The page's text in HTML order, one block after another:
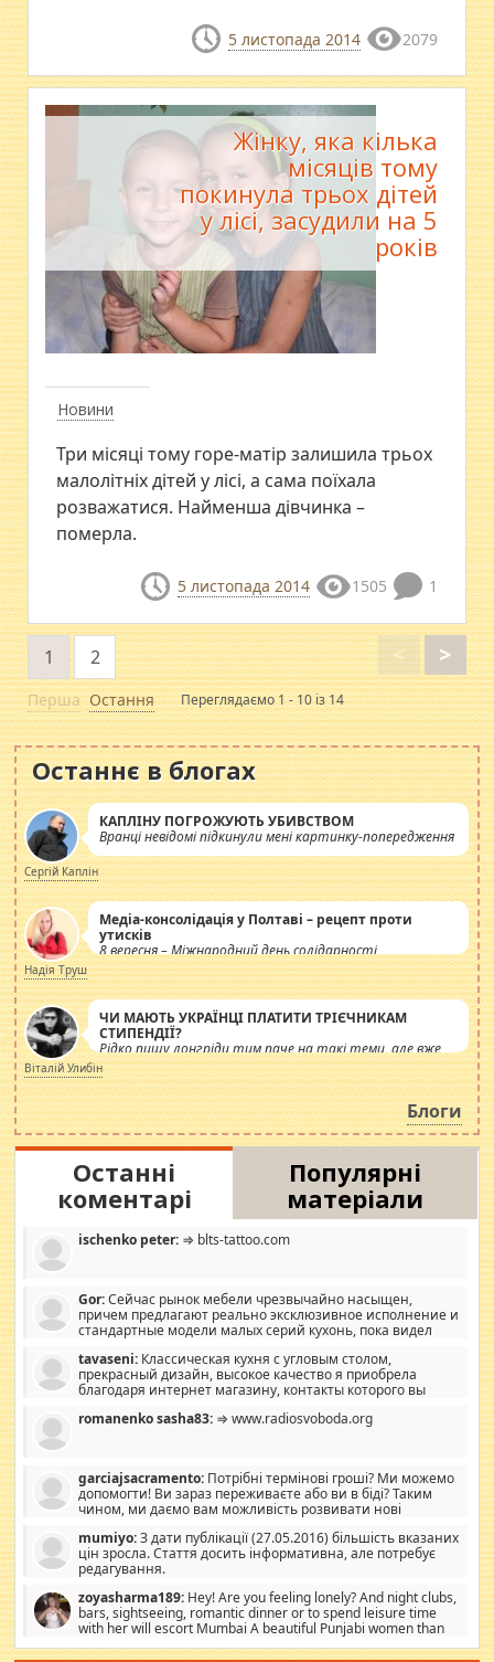
5 листопада 2014 2079
Новини
Жінку, яка кілька
місяців тому
покинула трьох дітей
у лісі, засудили на 5
років
Три місяці тому горе-матір залишила трьох
малолітніх дітей у лісі, а сама поїхала
розважатися. Найменша дівчинка –
померла.
5 листопада 2014 1505 1
Перша
<
1 2 >
Остання Переглядаємо 1 - 10 із 14
Останнє в блогах
КАПЛІНУ ПОГРОЖУЮТЬ УБИВСТВОМ
Вранці невідомі підкинули мені картинку-попередження
Сергій Каплін
Медіа-консолідація у Полтаві – рецепт проти
утисків
8 вересня – Міжнародний день солідарності
журналістів.
Надія Труш
ЧИ МАЮТЬ УКРАЇНЦІ ПЛАТИТИ ТРІЄЧНИКАМ
СТИПЕНДІЇ?
Рідко пишу лонгріди тим паче на такі теми, але вже
просто дістало! Обурюють сьогоднішні інсенуації
навколо стипендіального питання. Штучно
роздувається ще одна соціальна катастрофа.
Віталій Улибін
Блоги
Останні
коментарі
Популярні
матеріали
ischenko peter: ⇒ blts-tattoo.com
Gor:Сейчас рынок мебели чрезвычайно насыщен,
причем предлагают реально эксклюзивное исполнение и
стандартные модели малых серий кухонь, пока видел
стандартные формы, в MebelOk, креативненько и что главное -
со вкусом все в порядке, без ненужных наворотов удорожающих
мебель, а это не последний фактор.
tavaseni: Классическая кухня с угловым столом,
прекрасный дизайн, высокое качество я приобрела
благодаря интернет магазину, контакты которого вы
romanenko sasha83: ⇒ www.radiosvoboda.org
garciajsacramento: Потрібні термінові гроші? Ми можемо
допомогти! Ви зараз переживаєте або ви в біді? Таким
чином, ми даємо вам можливість розвивати нові
допомагати людям, які намагаються дати їм шанс. Кожен
заслуговує на другий шанс, і, оскільки влада не зможе, вони
повинні приймати від інших. Для нас нема багато суми, і зрілість
витрат, а тільки узгоджених сум і нічого іншого. Не чекайте і не
коментуйте цей пост. Введіть суму, яку ви хочете подати, і ми
зв'яжемося з вами з усіма варіантами. зв'яжіться з нами
сьогодні на garciajsacramento@gmail.com Вам потрібні термінові
mumiyo:З дати публікації (27.05.2016) більшість вказаних
цін зросла. Стаття досить інформативна, але потребує
редагування.
zoyasharma189: Hey! Are you feeling lonely? And night clubs,
bars, sightseeing, romantic dinner or to spend leisure time
with her will escort Mumbai A beautiful Punjabi women than
sexy escort companion in arms that you guys feel like 5 star luxury